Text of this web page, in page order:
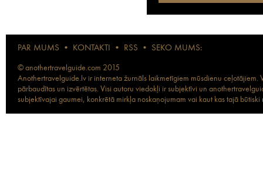
PAR MUMS • KONTAKTI • RSS • SEKO MUMS:
© anothertravelguide.com 2015
Anothertravelguide.lv ir interneta žurnāls laikmetīgiem mūsdienu
pārbaudītas un izvērtētas. Visi autoru viedokļi ir subjektīvi un
subjektīvajai gaumei, konkrētā mirkļa noskaņojumam vai kaut kas tajā